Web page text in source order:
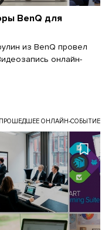
BenQ для
из BenQ провел
онлайн-
ПРОШЕДШЕЕ ОНЛАЙН-СОБЫТИЕ